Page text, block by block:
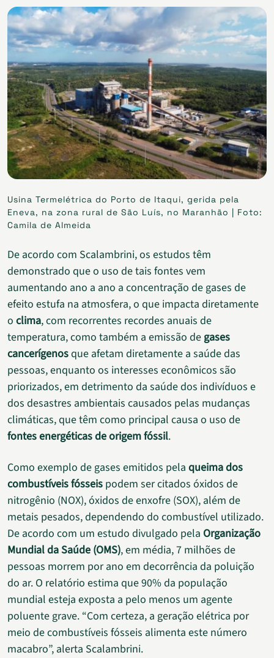
Usina Termelétrica do Porto de Itaqui, gerida pela
Eneva, na zona rural de São Luís, no Maranhão | Foto:
Camila de Almeida
De acordo com Scalambrini, os estudos têm
demonstrado que o uso de tais fontes vem
aumentando ano a ano a concentração de gases de
efeito estufa na atmosfera, o que impacta diretamente
o clima, com recorrentes recordes anuais de
temperatura, como também a emissão degases
cancerígenosque afetam diretamente a saúde das
pessoas, enquanto os interesses econômicos são
priorizados, em detrimento da saúde dos indivíduos e
dos desastres ambientais causados pelas mudanças
climáticas, que têm como principal causa o uso de
fontes energéticas de origem fóssil.
Como exemplo de gases emitidos pela queima dos
combustíveis fósseis podem ser citados óxidos de
nitrogênio (NOX), óxidos de enxofre (SOX), além de
metais pesados, dependendo do combustível utilizado.
De acordo com um estudo divulgado pela Organização
Mundial da Saúde (OMS), em média, 7 milhões de
pessoas morrem por ano em decorrência da poluição
do ar. O relatório estima que 90% da população
mundial esteja exposta a pelo menos um agente
poluente grave. “Com certeza, a geração elétrica por
meio de combustíveis fósseis alimenta este número
macabro”, alerta Scalambrini.